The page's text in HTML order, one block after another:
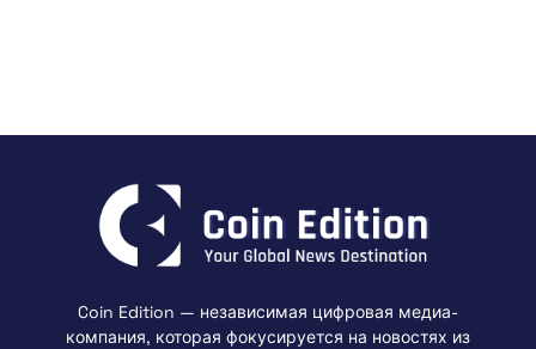
Coin Edition — независимая цифровая медиа-
компания, которая фокусируется на новостях из